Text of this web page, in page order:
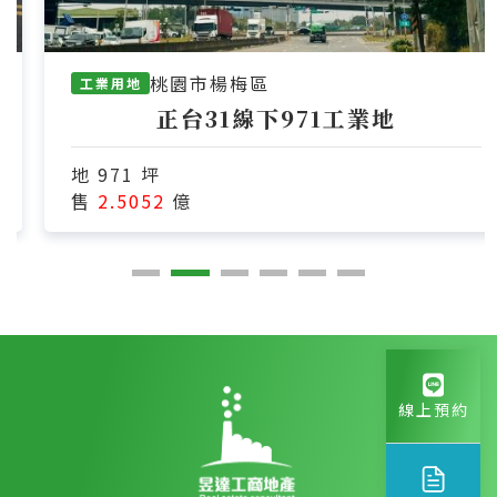
工業用地 桃園市楊梅區
正台31線下971工業地
地 971 坪
售2.5052億
線上預約